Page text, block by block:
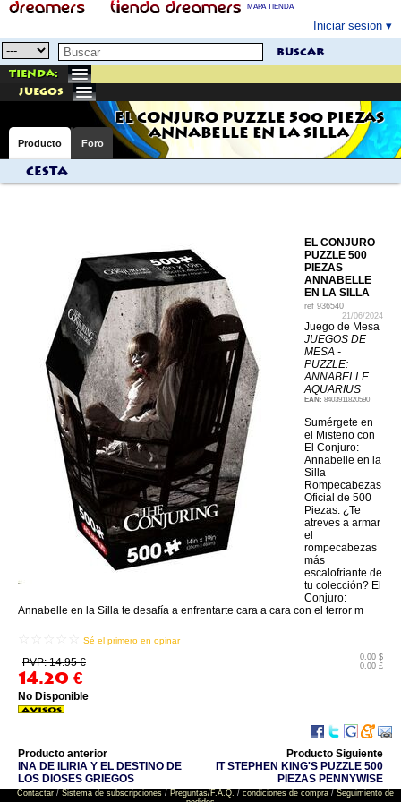
MAPA TIENDA
Iniciar sesion
buscar
Tienda:
juegos
EL CONJURO PUZZLE 500 PIEZAS
ANNABELLE EN LA SILLA
Producto Foro
Cesta
EL CONJURO
PUZZLE 500
PIEZAS
ANNABELLE
EN LA SILLA
ref 936540
21/06/2024
Juego de Mesa
JUEGOS DE
MESA -
PUZZLE:
ANNABELLE
AQUARIUS
EAN: 8403911820590
Sumérgete en
el Misterio con
El Conjuro:
Annabelle en la
Silla
Rompecabezas
Oficial de 500
Piezas. ¿Te
atreves a armar
el
rompecabezas
más
escalofriante de
tu colección? El
Conjuro:
Annabelle en la Silla te desafía a enfrentarte cara a cara con el terror m
Sé el primero en opinar
PVP: 14.95 €
14.20 €
0.00 $
0.00 £
No Disponible
Producto anterior
INA DE ILIRIA Y EL DESTINO DE
LOS DIOSES GRIEGOS
Producto Siguiente
IT STEPHEN KING'S PUZZLE 500
PIEZAS PENNYWISE
Contactar/ Sistema de subscripciones/ Preguntas/F.A.Q. / condiciones de compra/ Seguimiento de